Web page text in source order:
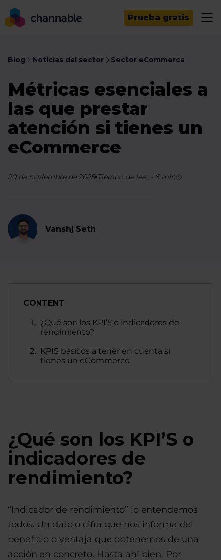
Prueba gratis
Blog Noticias del sector Sector eCommerce
Métricas esenciales a
las que prestar
atención si tienes un
eCommerce
20 de noviembre de 2025 Tiempo de leer- 6 min
Vanshj Seth
CONTENT
¿Qué son los KPI’S o indicadores de
rendimiento?
KPIS básicos a tener en cuenta si
tienes un eCommerce
¿Qué son los KPI’S o
indicadores de
rendimiento?
“Indicador de rendimiento” lo entendemos
todos. Un dato o cifra que nos informa del
beneficio o ventaja que obtenemos de una
acción en concreto. Hasta ahí bien. Por